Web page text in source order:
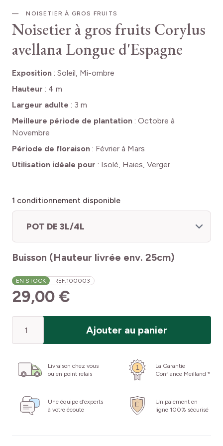
NOISETIER À GROS FRUITS
Noisetier à gros fruits Corylus
avellana Longue d'Espagne
Exposition : Soleil, Mi-ombre
Hauteur : 4 m
Largeur adulte : 3 m
Meilleure période de plantation : Octobre à
Novembre
Période de floraison : Février à Mars
Utilisation idéale pour : Isolé, Haies, Verger
1 conditionnement disponible
POT DE 3L/4L
Buisson (Hauteur livrée env. 25cm)
EN STOCK RÉF.100003
29,00 €
Ajouter au panier
Livraison chez vous
ou en point relais
La Garantie
Confiance Meilland *
Une équipe d’experts
à votre écoute
Un paiement en
ligne 100% sécurisé